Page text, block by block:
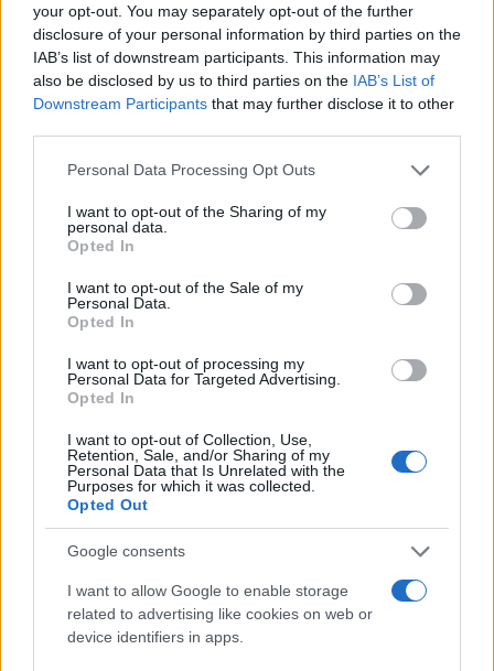
your opt-out. You may separately opt-out of the further
disclosure of your personal information by third parties on the
IAB’s list of downstream participants. This information may
also be disclosed by us to third parties on the IAB’s List of
Downstream Participants that may further disclose it to other
Please note that this website/app uses one or more Google
not limited to your visit or usage behaviour. You may click to
grant or deny consent to Google and its third-party tags to
use your data for below specified purposes in below Google
consent section.
Personal Data Processing Opt Outs
I want to opt-out of the Sharing of my
personal data.
Opted In
I want to opt-out of the Sale of my
Personal Data.
Opted In
I want to opt-out of processing my
Personal Data for Targeted Advertising.
Opted In
I want to opt-out of Collection, Use,
Retention, Sale, and/or Sharing of my
Personal Data that Is Unrelated with the
Purposes for which it was collected.
Opted Out
Google consents
I want to allow Google to enable storage
related to advertising like cookies on web or
device identifiers in apps.
Kecskeméten is szakirányú továbbképzésekkel erősít a
Országos hírek
A lakosságra is fontos szerep hárul a szúnyoginvázió
elkerülésében